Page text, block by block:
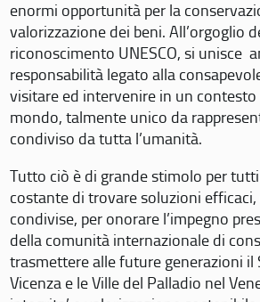
enormi opportunità per la
valorizzazione dei beni. All’orgoglio
riconoscimento UNESCO, si unisce
responsabilità legato alla
visitare ed intervenire in un
mondo, talmente unico da
condiviso da tutta l’umanità.
Tutto ciò è di grande stimolo per tutti
costante di trovare soluzioni efficaci,
condivise, per onorare l’impegno
della comunità internazionale di
trasmettere alle future generazioni il
Vicenza e le Ville del Palladio nel